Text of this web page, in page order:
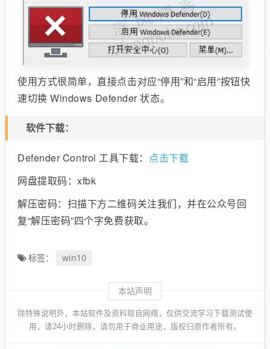
使用方式很简单，直接点击对应“停用”和“启用”按钮快
速切换 Windows Defender 状态。
软件下载：
Defender Control 工具下载： 点击下载
网盘提取码：xfbk
解压密码：扫描下方二维码关注我们，并在公众号回
复“解压密码”四个字免费获取。
标签： win10
本站声明
除特殊说明外，本站软件及资料取自网络，仅供交流学习下载测试使
用，请24小时删除，请勿用于商业用途，版权归原作者所有。